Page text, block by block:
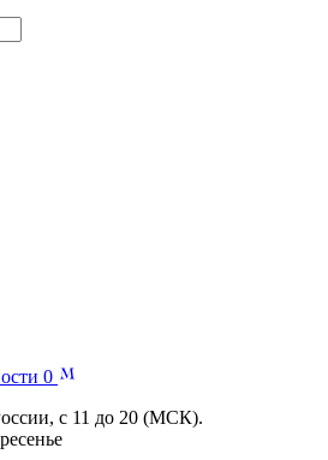
0
с 11 до 20 (МСК).